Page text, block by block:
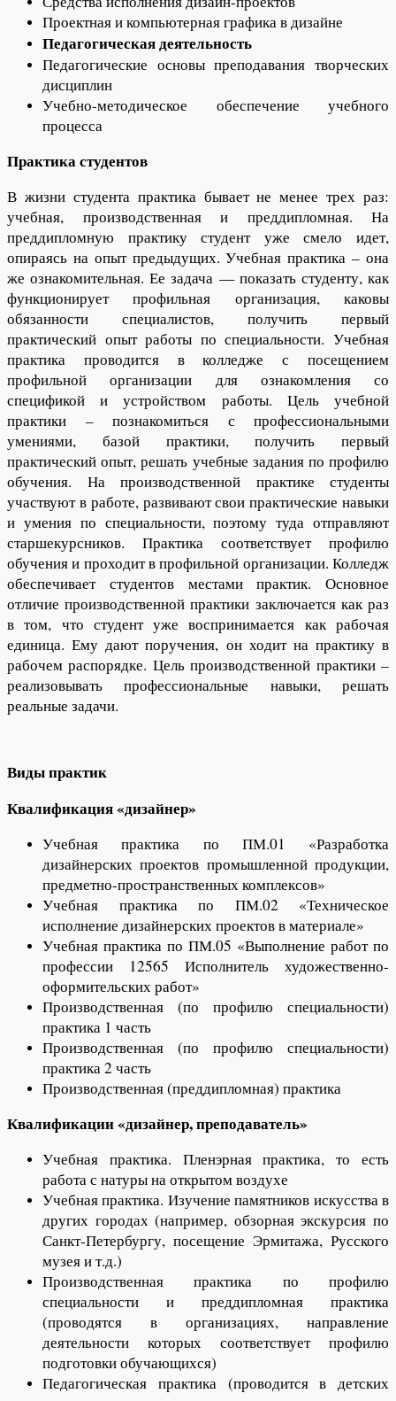
Проектная и компьютерная графика в дизайне
Педагогическая деятельность
Педагогические основы преподавания творческих
дисциплин
Учебно-методическое обеспечение учебного
процесса
Практика студентов
В жизни студента практика бывает не менее трех раз:
учебная, производственная и преддипломная. На
преддипломную практику студент уже смело идет,
опираясь на опыт предыдущих. Учебная практика – она
же ознакомительная. Ее задача — показать студенту, как
функционирует профильная организация, каковы
обязанности специалистов, получить первый
практический опыт работы по специальности. Учебная
практика проводится в колледже с посещением
профильной организации для ознакомления со
спецификой и устройством работы. Цель учебной
практики – познакомиться с профессиональными
умениями, базой практики, получить первый
практический опыт, решать учебные задания по профилю
обучения. На производственной практике студенты
участвуют в работе, развивают свои практические навыки
и умения по специальности, поэтому туда отправляют
старшекурсников. Практика соответствует профилю
обучения и проходит в профильной организации. Колледж
обеспечивает студентов местами практик. Основное
отличие производственной практики заключается как раз
в том, что студент уже воспринимается как рабочая
единица. Ему дают поручения, он ходит на практику в
рабочем распорядке. Цель производственной практики –
реализовывать профессиональные навыки, решать
реальные задачи.
Виды практик
Квалификация «дизайнер»
Учебная практика по ПМ.01 «Разработка
дизайнерских проектов промышленной продукции,
предметно-пространственных комплексов»
Учебная практика по ПМ.02 «Техническое
исполнение дизайнерских проектов в материале»
Учебная практика по ПМ.05 «Выполнение работ по
профессии 12565 Исполнитель художественно-
оформительских работ»
Производственная (по профилю специальности)
практика 1 часть
Производственная (по профилю специальности)
практика 2 часть
Производственная (преддипломная) практика
Квалификации «дизайнер, преподаватель»
Учебная практика. Пленэрная практика, то есть
работа с натуры на открытом воздухе
Учебная практика. Изучение памятников искусства в
других городах (например, обзорная экскурсия по
Санкт-Петербургу, посещение Эрмитажа, Русского
музея и т.д.)
Производственная практика по профилю
специальности и преддипломная практика
(проводятся в организациях, направление
деятельности которых соответствует профилю
подготовки обучающихся)
Педагогическая практика (проводится в детских